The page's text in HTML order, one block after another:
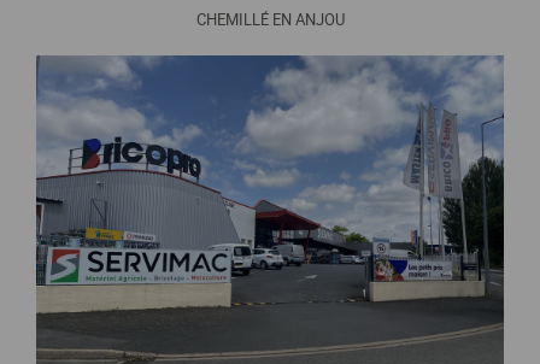
CHEMILLÉ EN ANJOU